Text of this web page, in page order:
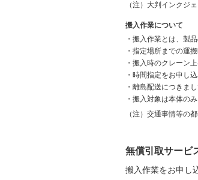
（注） 大判インクジ
搬入作業について
・ 搬入作業とは、製
・ 指定場所までの運
・ 搬入時のクレーン
・ 時間指定をお申し
・ 離島配送につきま
・ 搬入対象は本体の
（注） 交通事情等の
無償引取サービ
搬入作業をお申し